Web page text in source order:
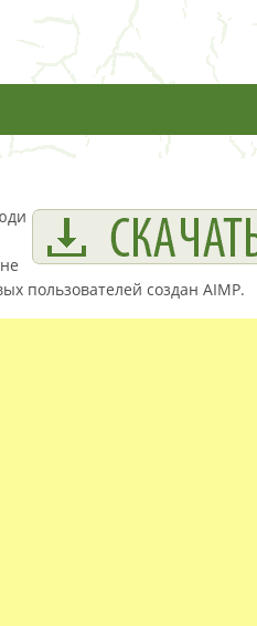
пользователей создан AIMP.